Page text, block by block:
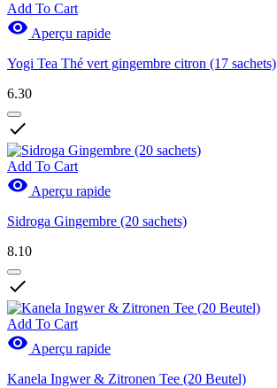
Add To Cart
 Aperçu rapide
Yogi Tea Thé vert gingembre citron (17 sachets)
6.30

Add To Cart
 Aperçu rapide
Sidroga Gingembre (20 sachets)
8.10

Add To Cart
 Aperçu rapide
Kanela Ingwer & Zitronen Tee (20 Beutel)